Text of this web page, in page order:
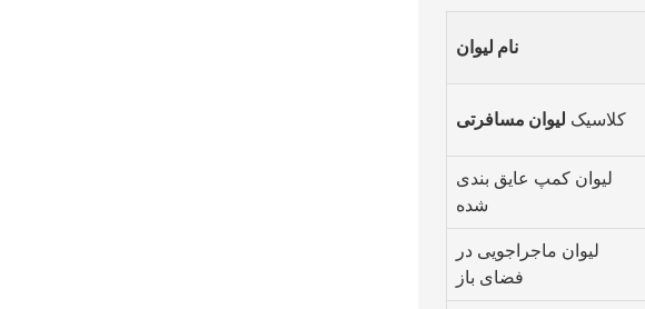
نام لیوان
کلاسیک لیوان مسافرتی
لیوان کمپ عایق بندی
شده
لیوان ماجراجویی در
فضای باز